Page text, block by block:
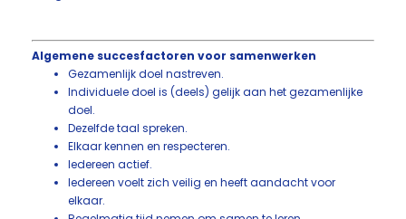
Algemene succesfactoren voor samenwerken
Gezamenlijk doel nastreven.
Individuele doel is (deels) gelijk aan het gezamenlijke
doel.
Dezelfde taal spreken.
Elkaar kennen en respecteren.
Iedereen actief.
Iedereen voelt zich veilig en heeft aandacht voor
elkaar.